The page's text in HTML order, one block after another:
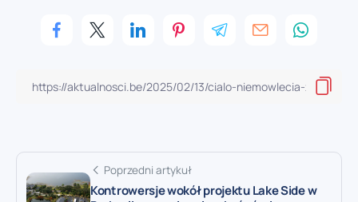
Poprzedni artykuł
Kontrowersje wokół projektu Lake Side w